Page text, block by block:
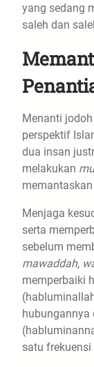
yang sedang
saleh dan
​Menanti
perspektif
dua insan
melakukan
​Menjaga
serta
sebelum
mawaddah,
memperbaiki
hubungannya
satu